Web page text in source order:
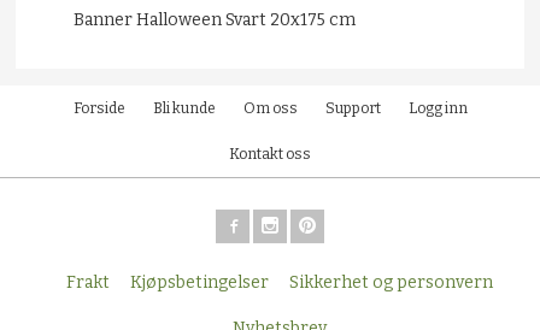
Banner Halloween Svart 20x175 cm
Forside Bli kunde Om oss Support Logg inn
Kontakt oss
Frakt Kjøpsbetingelser Sikkerhet og personvern